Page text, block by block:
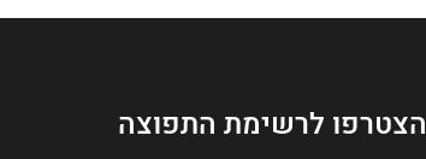
הצטרפו לרשימת התפוצה